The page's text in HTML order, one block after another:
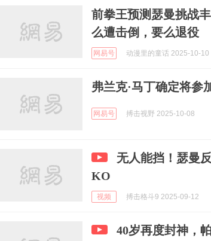
前拳王预测瑟曼挑战
么遭击倒，要么退役
网易号 动漫里的童话 2025-10-10
弗兰克·马丁确定将参
网易号 搏击视野 2025-10-08
无人能挡！瑟曼
KO
视频 搏击格斗9 2025-09-12
40岁再度封神，